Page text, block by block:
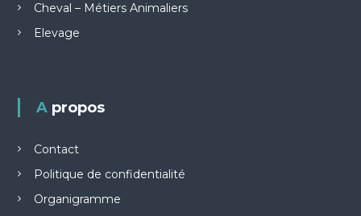
Cheval – Métiers Animaliers
Elevage
A propos
Contact
Politique de confidentialité
Organigramme